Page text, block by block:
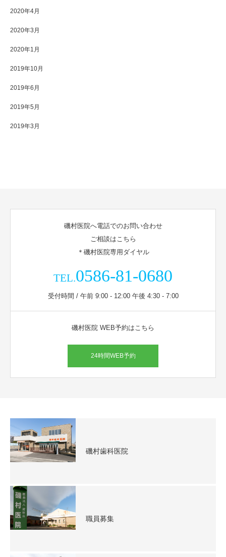
2020年4月
2020年3月
2020年1月
2019年10月
2019年6月
2019年5月
2019年3月
磯村医院へ電話でのお問い合わせ
ご相談はこちら
＊磯村医院専用ダイヤル
TEL.0586-81-0680
受付時間 / 午前 9:00 - 12:00 午後 4:30 - 7:00
磯村医院 WEB予約はこちら
24時間WEB予約
磯村歯科医院
職員募集